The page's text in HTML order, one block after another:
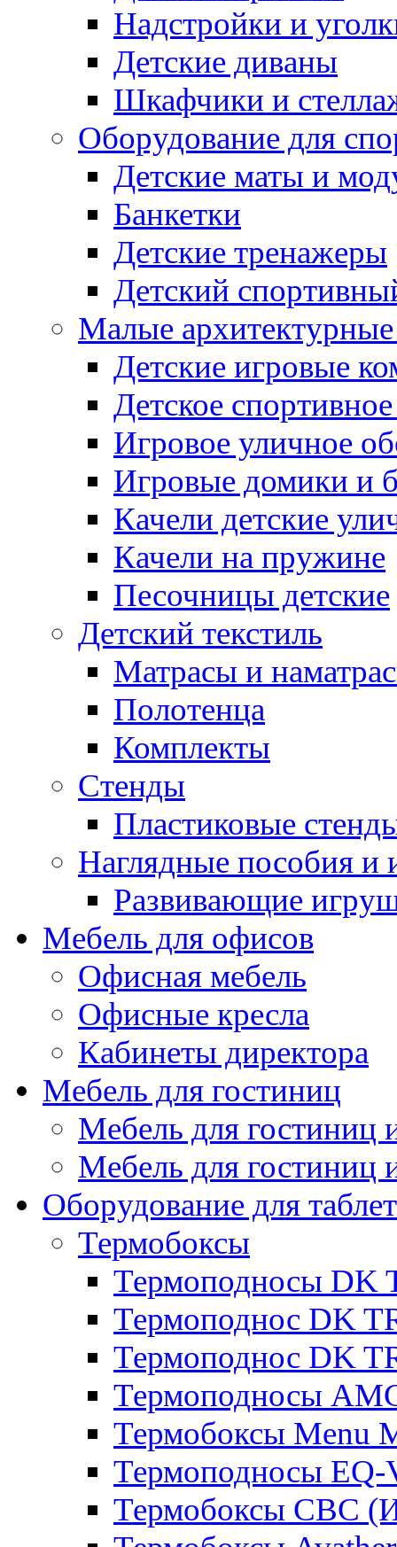
Надстройки и
Детские диваны
Шкафчики и
Оборудование для
Детские маты и
Банкетки
Детские тренажеры
Детский
Малые
Детские игровые
Детское
Игровое уличное
Игровые домики и
Качели детские
Качели на пружине
Песочницы детские
Детский текстиль
Матрасы и
Полотенца
Комплекты
Стенды
Пластиковые
Наглядные пособия и
Развивающие
Мебель для офисов
Офисная мебель
Офисные кресла
Кабинеты директора
Мебель для гостиниц
Мебель для
Мебель для гостиниц
Оборудование для
Термобоксы
Термоподносы DK
Термоподнос DK
Термоподнос DK
Термоподносы
Термобоксы Menu
Термоподносы EQ-
Термобоксы CBC